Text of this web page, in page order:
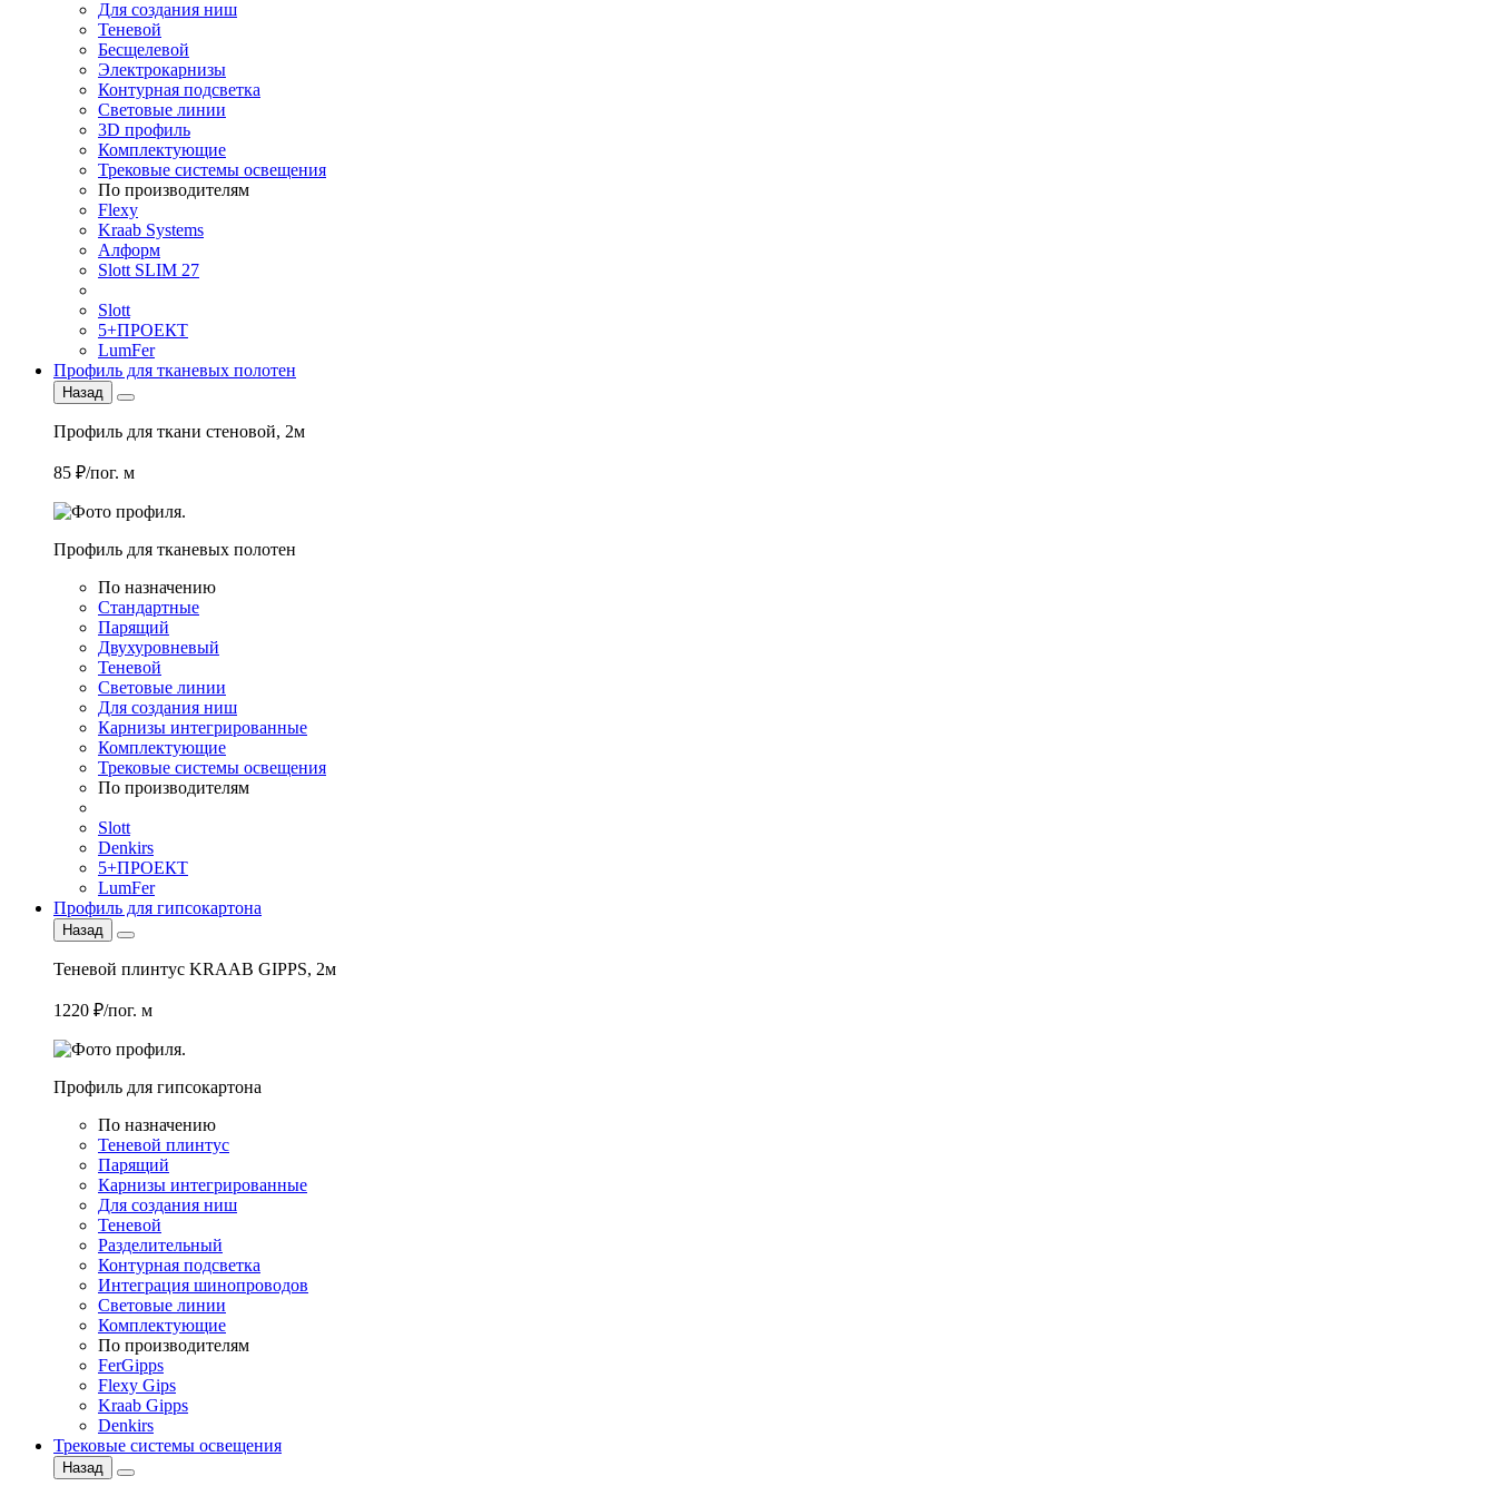
Для создания ниш
Теневой
Бесщелевой
Электрокарнизы
Контурная подсветка
Световые линии
3D профиль
Комплектующие
Трековые системы освещения
По производителям
Flexy
Kraab Systems
Алформ
Slott SLIM 27
Slott
5+ПРОЕКТ
LumFer
Профиль для тканевых полотен
Назад
Профиль для ткани стеновой, 2м
85 ₽/пог. м
Профиль для тканевых полотен
По назначению
Стандартные
Парящий
Двухуровневый
Теневой
Световые линии
Для создания ниш
Карнизы интегрированные
Комплектующие
Трековые системы освещения
По производителям
Slott
Denkirs
5+ПРОЕКТ
LumFer
Профиль для гипсокартона
Назад
Теневой плинтус KRAAB GIPPS, 2м
1220 ₽/пог. м
Профиль для гипсокартона
По назначению
Теневой плинтус
Парящий
Карнизы интегрированные
Для создания ниш
Теневой
Разделительный
Контурная подсветка
Интеграция шинопроводов
Световые линии
Комплектующие
По производителям
FerGipps
Flexy Gips
Kraab Gipps
Denkirs
Трековые системы освещения
Назад